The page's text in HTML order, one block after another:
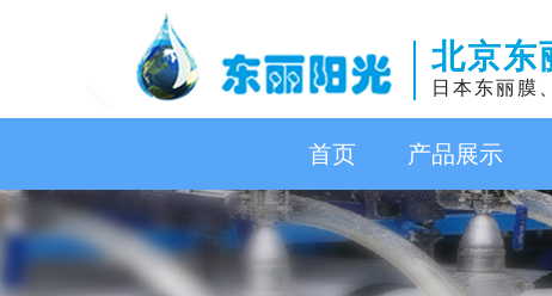
北京东
日本东丽膜
首页 产品展示